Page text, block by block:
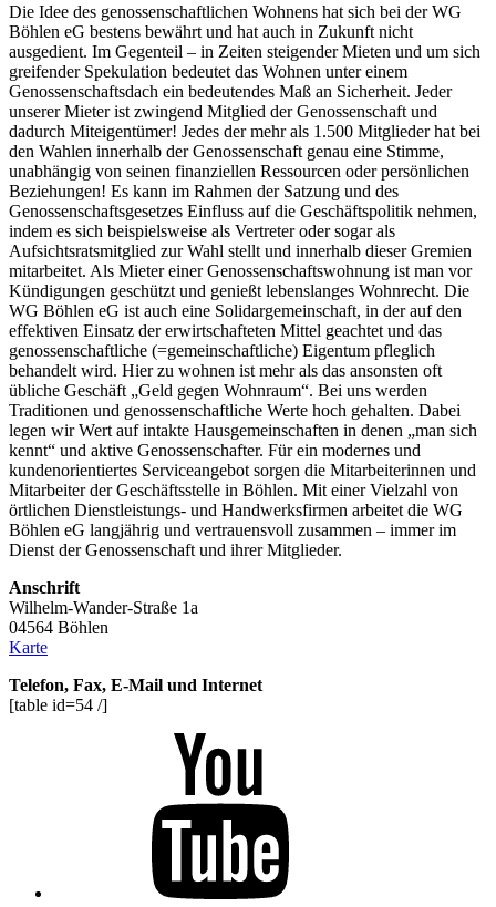
Die Idee des genossenschaftlichen Wohnens hat sich bei der WG
Böhlen eG bestens bewährt und hat auch in Zukunft nicht
ausgedient. Im Gegenteil – in Zeiten steigender Mieten und um sich
greifender Spekulation bedeutet das Wohnen unter einem
Genossenschaftsdach ein bedeutendes Maß an Sicherheit. Jeder
unserer Mieter ist zwingend Mitglied der Genossenschaft und
dadurch Miteigentümer! Jedes der mehr als 1.500 Mitglieder hat bei
den Wahlen innerhalb der Genossenschaft genau eine Stimme,
unabhängig von seinen finanziellen Ressourcen oder persönlichen
Beziehungen! Es kann im Rahmen der Satzung und des
Genossenschaftsgesetzes Einfluss auf die Geschäftspolitik nehmen,
indem es sich beispielsweise als Vertreter oder sogar als
Aufsichtsratsmitglied zur Wahl stellt und innerhalb dieser Gremien
mitarbeitet. Als Mieter einer Genossenschaftswohnung ist man vor
Kündigungen geschützt und genießt lebenslanges Wohnrecht. Die
WG Böhlen eG ist auch eine Solidargemeinschaft, in der auf den
effektiven Einsatz der erwirtschafteten Mittel geachtet und das
genossenschaftliche (=gemeinschaftliche) Eigentum pfleglich
behandelt wird. Hier zu wohnen ist mehr als das ansonsten oft
übliche Geschäft „Geld gegen Wohnraum“. Bei uns werden
Traditionen und genossenschaftliche Werte hoch gehalten. Dabei
legen wir Wert auf intakte Hausgemeinschaften in denen „man sich
kennt“ und aktive Genossenschafter. Für ein modernes und
kundenorientiertes Serviceangebot sorgen die Mitarbeiterinnen und
Mitarbeiter der Geschäftsstelle in Böhlen. Mit einer Vielzahl von
örtlichen Dienstleistungs- und Handwerksfirmen arbeitet die WG
Böhlen eG langjährig und vertrauensvoll zusammen – immer im
Dienst der Genossenschaft und ihrer Mitglieder.
Anschrift
Wilhelm-Wander-Straße 1a
04564 Böhlen
Karte
Telefon, Fax, E-Mail und Internet
[table id=54 /]